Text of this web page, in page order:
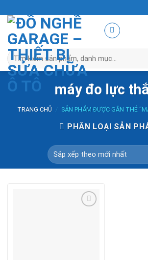
to
content
Tìm
kiếm:
máy đo lực
TRANG CHỦ / SẢN PHẨM ĐƯỢC GẮN THẺ
PHÂN LOẠI SẢN